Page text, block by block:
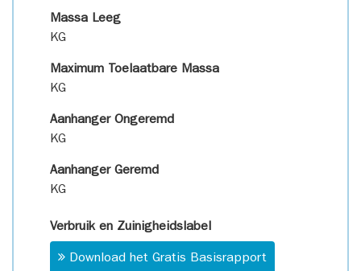
Massa Leeg
KG
Maximum Toelaatbare Massa
KG
Aanhanger Ongeremd
KG
Aanhanger Geremd
KG
Verbruik en Zuinigheidslabel
Download het Gratis Basisrapport